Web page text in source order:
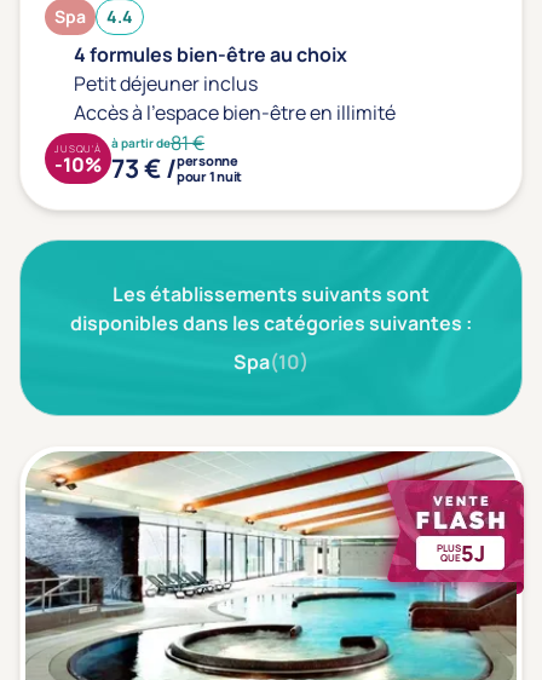
Campagne
Type de séjour
Thématiques bien-être
(1)
Remise en forme
(0)
Beauté & anti-âge
(1)
Silhouette, Minceur
(0)
Gestion du stress / sommeil
(0)
Spécial dos
(0)
Prévention santé
(0)
Spa 4.4
4 formules bien-être au choix
Petit déjeuner inclus
Accès à l'espace bien-être en illimité
à partir de81 €
73 € /personne
pour 1 nuit
JUSQU'À
-10%
Les établissements suivants sont
disponibles dans les catégories suivantes :
Spa(10)
PLUS
QUE5J